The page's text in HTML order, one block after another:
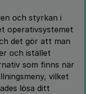
och styrkan i
operativsystemet
det gör att man
och istället
som finns när
vilket
lösa ditt